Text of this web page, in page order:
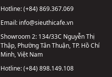
Hotline:(+84) 869.367.069
Email: info@sieuthicafe.vn
Showroom 2: 134/33C Nguyễn Thị
Thập, Phường Tân Thuận, TP. Hồ Chí
Minh, Việt Nam
Hotline:(+84) 898.149.108